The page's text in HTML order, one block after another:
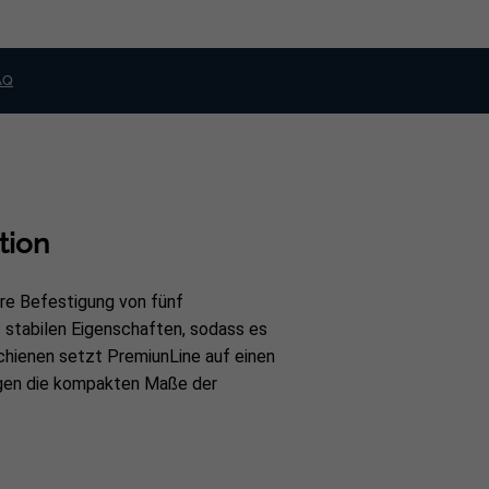
Befestigung von fünf
Eigenschaften, sodass es
setzt PremiunLine auf einen
die kompakten Maße der